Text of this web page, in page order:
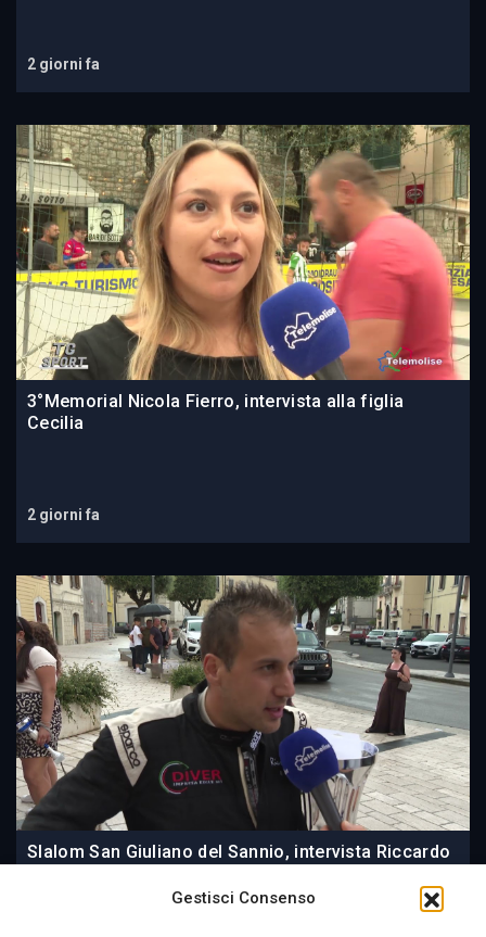
Gestisci Consenso
2 giorni fa
3°Memorial Nicola Fierro, intervista alla figlia
Cecilia
2 giorni fa
Slalom San Giuliano del Sannio, intervista Riccardo